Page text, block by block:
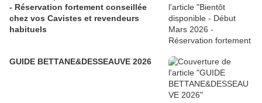
- Réservation fortement conseillée
chez vos Cavistes et revendeurs
habituels
GUIDE BETTANE&DESSEAUVE 2026